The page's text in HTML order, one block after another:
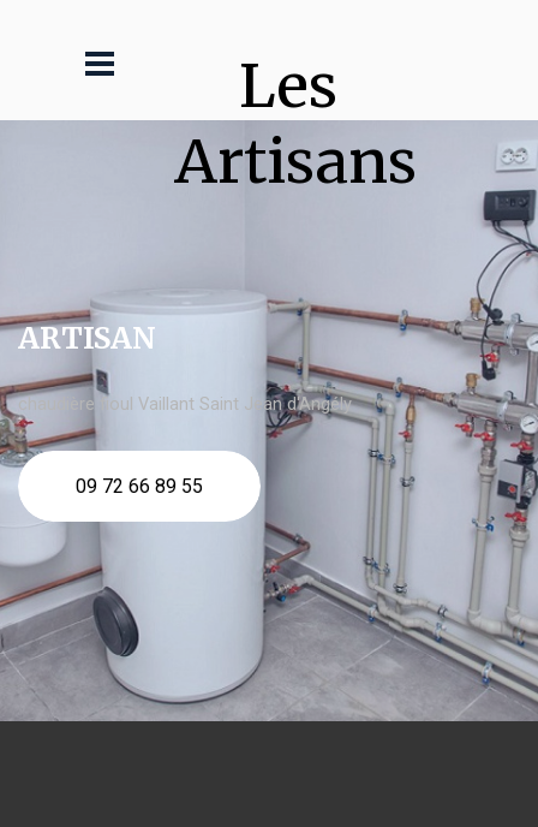
Les
Artisans
ARTISAN
chaudière fioul Vaillant Saint Jean d'Angély
09 72 66 89 55